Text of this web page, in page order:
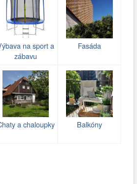
na sport a
zábavu
Fasáda
a chaloupky Balkóny